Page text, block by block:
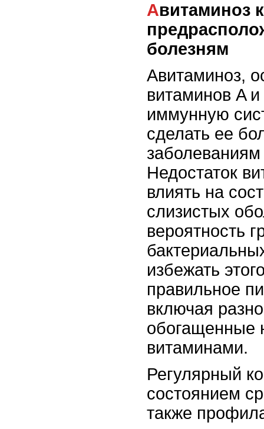
Авитаминоз как
болезням
Авитаминоз,
витаминов A
иммунную
сделать ее
Недостаток
влиять на
слизистых
вероятность
избежать
правильное
включая
обогащенные
витаминами.
Регулярный
состоянием
также